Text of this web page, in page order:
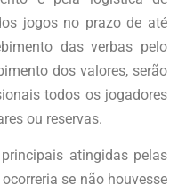
jogos no prazo de até
das verbas pelo
dos valores, serão
todos os jogadores
ou reservas.
atingidas pelas
se não houvesse